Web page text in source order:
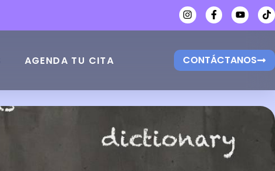
AGENDA TU CITA CONTÁCTANOS